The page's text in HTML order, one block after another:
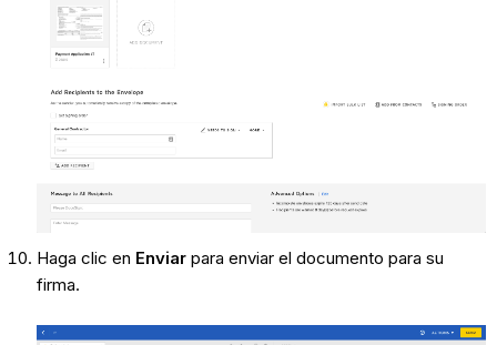
Haga clic en Enviarpara enviar el documento para su
firma.